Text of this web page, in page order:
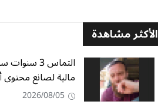
الأكثر مشاهدة
التماس 3
مالية لصانع محتوى
2026/08/05